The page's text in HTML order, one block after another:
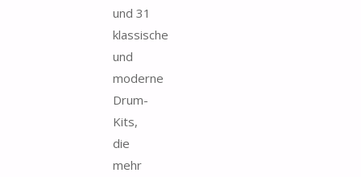
und 31
klassische
und
moderne
Drum-
Kits,
die
mehr